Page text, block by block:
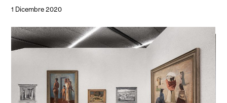
1 Dicembre 2020